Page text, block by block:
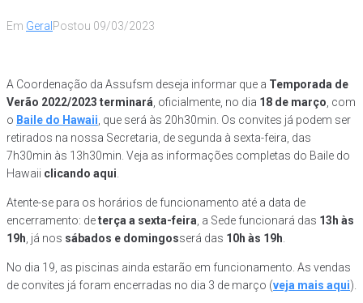
Em Geral Postou 09/03/2023
A Coordenação da Assufsm deseja informar que a Temporada de
Verão 2022/2023 terminará , oficialmente, no dia 18 de março , com
o Baile do Hawaii , que será às 20h30min. Os convites já podem ser
retirados na nossa Secretaria, de segunda à sexta-feira, das
7h30min às 13h30min. Veja as informações completas do Baile do
Hawaii clicando aqui
Atente-se para os horários de funcionamento até a data de
encerramento: deterça a sexta-feira , a Sede funcionará das 13h às
19h , já nos sábados e domingosserá das 10h às 19h
No dia 19, as piscinas ainda estarão em funcionamento. As vendas
de convites já foram encerradas no dia 3 de março (veja mais aqui).